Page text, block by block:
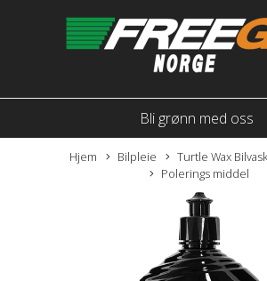
Bli grønn med oss
Hjem Bilpleie
Turtle Wax
Polerings middel